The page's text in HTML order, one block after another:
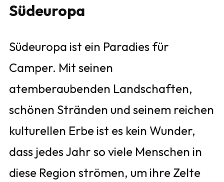
Südeuropa
Südeuropa ist ein Paradies für
Camper. Mit seinen
atemberaubenden Landschaften,
schönen Stränden und seinem reichen
kulturellen Erbe ist es kein Wunder,
dass jedes Jahr so viele Menschen in
diese Region strömen, um ihre Zelte